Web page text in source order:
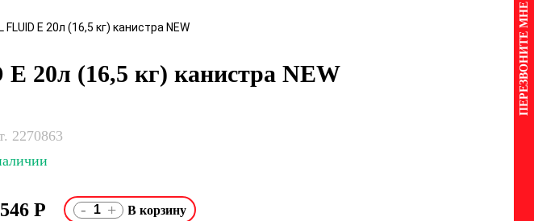
E 20л (16,5 кг) канистра NEW
20л (16,5 кг) канистра NEW
2270863
Р - +
ПЕРЕЗВОНИТЕ МНЕ